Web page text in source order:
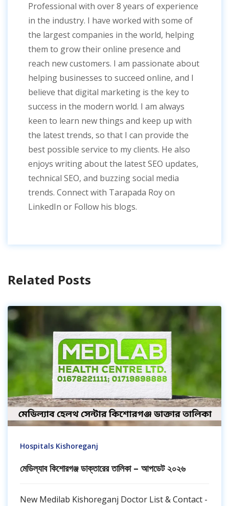
Professional with over 8 years of experience
in the industry. I have worked with some of
the largest companies in the world, helping
them to grow their online presence and
reach new customers. I am passionate about
helping businesses to succeed online, and I
believe that digital marketing is the key to
success in the modern world. I am always
keen to learn new things and keep up with
the latest trends, so that I can provide the
best possible service to my clients. He also
enjoys writing about the latest SEO updates,
technical SEO, and buzzing social media
trends. Connect with Tarapada Roy on
LinkedIn or Follow his blogs.
Related Posts
Hospitals Kishoreganj
মেডিল্যাব কিশোরগঞ্জ ডাক্তারের তালিকা – আপডেট ২০২৬
New Medilab Kishoreganj Doctor List & Contact -